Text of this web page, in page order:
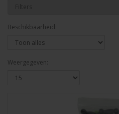
Beschikbaarheid:
Weergegeven: